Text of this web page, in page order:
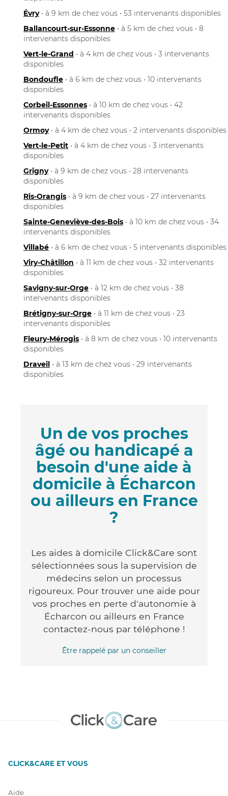
Évry• à 9 km de chez vous • 53 intervenants disponibles
Ballancourt-sur-Essonne • à 5 km de chez vous • 8
intervenants disponibles
Vert-le-Grand • à 4 km de chez vous • 3 intervenants
disponibles
Bondoufle • à 6 km de chez vous • 10 intervenants
disponibles
Corbeil-Essonnes • à 10 km de chez vous • 42
intervenants disponibles
Ormoy• à 4 km de chez vous • 2 intervenants disponibles
Vert-le-Petit • à 4 km de chez vous • 3 intervenants
disponibles
Grigny• à 9 km de chez vous • 28 intervenants
disponibles
Ris-Orangis • à 9 km de chez vous • 27 intervenants
disponibles
Sainte-Geneviève-des-Bois • à 10 km de chez vous • 34
intervenants disponibles
Villabé • à 6 km de chez vous • 5 intervenants disponibles
Viry-Châtillon • à 11 km de chez vous • 32 intervenants
disponibles
Savigny-sur-Orge • à 12 km de chez vous • 38
intervenants disponibles
Brétigny-sur-Orge • à 11 km de chez vous • 23
intervenants disponibles
Fleury-Mérogis • à 8 km de chez vous • 10 intervenants
disponibles
Draveil • à 13 km de chez vous • 29 intervenants
disponibles
Un de vos proches
âgé ou handicapé a
besoin d'une aide à
domicile à Écharcon
ou ailleurs en France
?
Les aides à domicile Click&Care sont
sélectionnées sous la supervision de
médecins selon un processus
rigoureux. Pour trouver une aide pour
vos proches en perte d'autonomie à
Écharcon ou ailleurs en France
contactez-nous par téléphone !
Être rappelé par un conseiller
CLICK&CARE ET VOUS
Aide